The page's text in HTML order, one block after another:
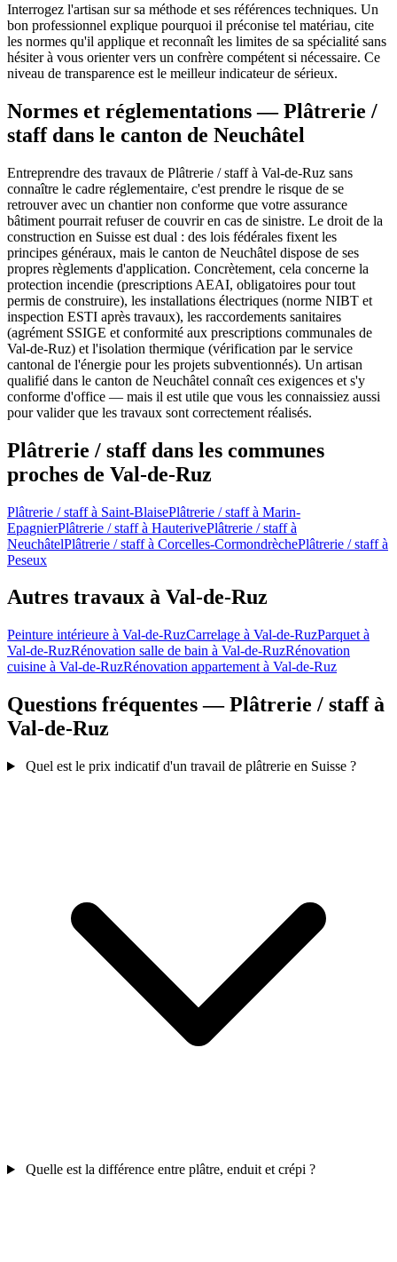
Interrogez l'artisan sur sa méthode et ses références techniques. Un
bon professionnel explique pourquoi il préconise tel matériau, cite
les normes qu'il applique et reconnaît les limites de sa spécialité sans
hésiter à vous orienter vers un confrère compétent si nécessaire. Ce
niveau de transparence est le meilleur indicateur de sérieux.
Normes et réglementations — Plâtrerie /
staff dans le canton de Neuchâtel
Entreprendre des travaux de Plâtrerie / staff à Val-de-Ruz sans
connaître le cadre réglementaire, c'est prendre le risque de se
retrouver avec un chantier non conforme que votre assurance
bâtiment pourrait refuser de couvrir en cas de sinistre. Le droit de la
construction en Suisse est dual : des lois fédérales fixent les
principes généraux, mais le canton de Neuchâtel dispose de ses
propres règlements d'application. Concrètement, cela concerne la
protection incendie (prescriptions AEAI, obligatoires pour tout
permis de construire), les installations électriques (norme NIBT et
inspection ESTI après travaux), les raccordements sanitaires
(agrément SSIGE et conformité aux prescriptions communales de
Val-de-Ruz) et l'isolation thermique (vérification par le service
cantonal de l'énergie pour les projets subventionnés). Un artisan
qualifié dans le canton de Neuchâtel connaît ces exigences et s'y
conforme d'office — mais il est utile que vous les connaissiez aussi
pour valider que les travaux sont correctement réalisés.
Plâtrerie / staff dans les communes
proches de Val-de-Ruz
Plâtrerie / staff à Saint-BlaisePlâtrerie / staff à Marin-
EpagnierPlâtrerie / staff à HauterivePlâtrerie / staff à
NeuchâtelPlâtrerie / staff à Corcelles-CormondrèchePlâtrerie / staff à
Peseux
Autres travaux à Val-de-Ruz
Peinture intérieure à Val-de-RuzCarrelage à Val-de-RuzParquet à
Val-de-RuzRénovation salle de bain à Val-de-RuzRénovation
cuisine à Val-de-RuzRénovation appartement à Val-de-Ruz
Questions fréquentes — Plâtrerie / staff à
Val-de-Ruz
Quel est le prix indicatif d'un travail de plâtrerie en Suisse ?
Quelle est la différence entre plâtre, enduit et crépi ?